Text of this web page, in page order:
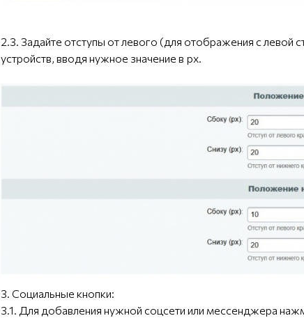
2.3. Задайте отступы от левого (для отображения с левой
устройств, вводя нужное значение в px.
3. Социальные кнопки:
3.1. Для добавления нужной соцсети или мессенджера